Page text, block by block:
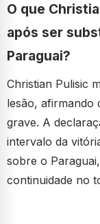
O que
após ser
Paraguai?
Christian Pulisic
lesão, afirmando
grave. A
intervalo da
sobre o
continuidade no